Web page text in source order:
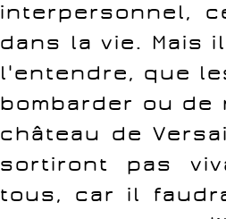
interpersonnel,
dans la vie. Mais
l'entendre, que
bombarder ou
château de
sortiront pas
tous, car il